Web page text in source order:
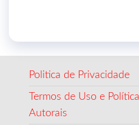
Politica de Privacidade
Termos de Uso e
Autorais